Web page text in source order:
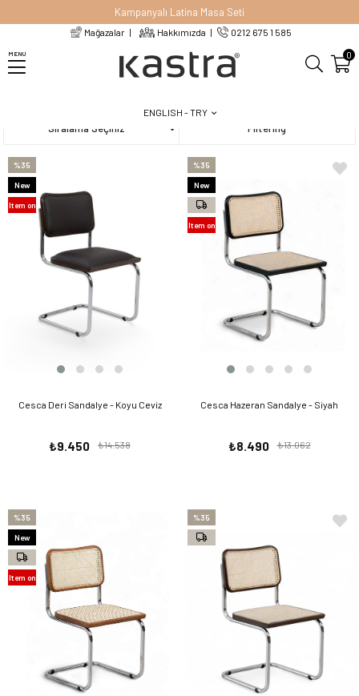
MENU
Kampanyalı Latina Masa Seti
Mağazalar Hakkımızda 0212 675 1 585
ENGLISH - TRY
0
Filtering
Sort
Cesca Deri Sandalye - Koyu Ceviz
₺9.450 ₺14.538
%35
New
Item on
Cesca Hazeran Sandalye - Siyah
₺8.490 ₺13.062
%35
New
Item
Item on
%35
New
Item
Item on
%35